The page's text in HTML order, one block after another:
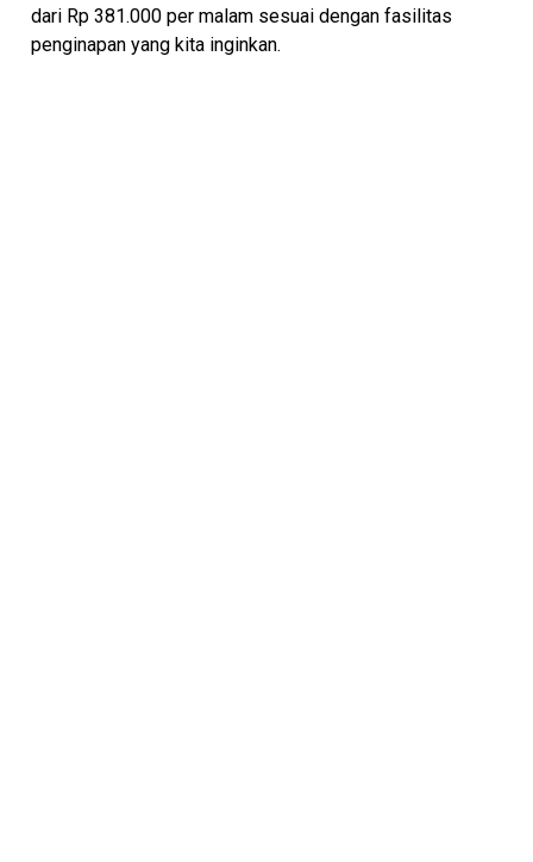
dari Rp 381.000 per malam sesuai dengan fasilitas
penginapan yang kita inginkan.